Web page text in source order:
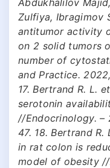
Zulfiya, Ibragimov
antitumor activity
on 2 solid tumors
number of
and Practice.
17. Bertrand R. L.
serotonin
//Endocrinology. –
47. 18. Bertrand
in rat colon is
model of obesity